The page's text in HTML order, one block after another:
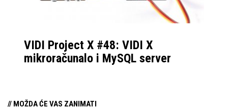
VIDI Project X #48: VIDI X
mikroračunalo i MySQL server
// MOŽDA ĆE VAS ZANIMATI